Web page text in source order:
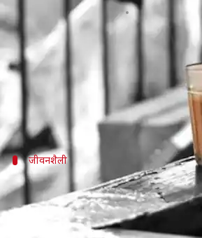
Jan 14, 2019 04:38 pm
क्या है खबर?
यह दुनिया बड़ी और विविधता से
हर किसी की कोई न कोई
जीवनशैली
'चाय वाली चाची' के नाम से
जानकारी के अनुसार छत्तीसगढ़ के
इनके बारे में कहा जाता है कि जब ये